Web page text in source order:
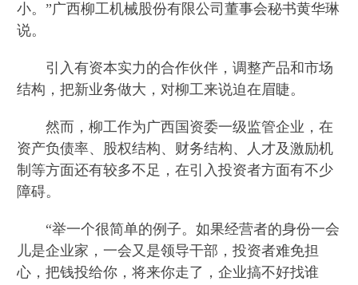
小。”广西柳工机械股份有限公司董事会秘书黄华琳
说。
引入有资本实力的合作伙伴，调整产品和市场
结构，把新业务做大，对柳工来说迫在眉睫。
然而，柳工作为广西国资委一级监管企业，在
资产负债率、股权结构、财务结构、人才及激励机
制等方面还有较多不足，在引入投资者方面有不少
障碍。
“举一个很简单的例子。如果经营者的身份一会
儿是企业家，一会又是领导干部，投资者难免担
心，把钱投给你，将来你走了，企业搞不好找谁